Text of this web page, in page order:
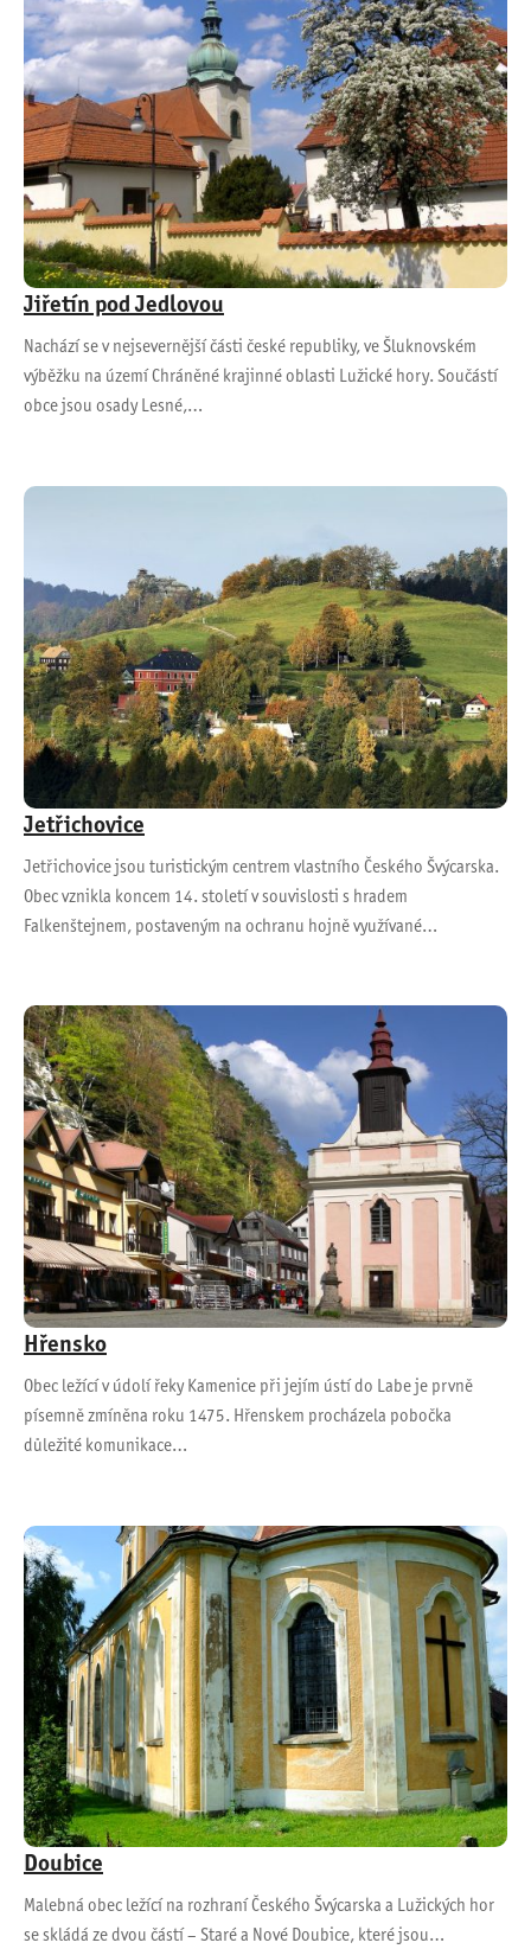
Jiřetín pod Jedlovou
Nachází se v nejsevernější části české republiky, ve Šluknovském
výběžku na území Chráněné krajinné oblasti Lužické hory. Součástí
obce jsou osady Lesné,…
Jetřichovice
Jetřichovice jsou turistickým centrem vlastního Českého Švýcarska.
Obec vznikla koncem 14. století v souvislosti s hradem
Falkenštejnem, postaveným na ochranu hojně využívané…
Hřensko
Obec ležící v údolí řeky Kamenice při jejím ústí do Labe je prvně
písemně zmíněna roku 1475. Hřenskem procházela pobočka
důležité komunikace…
Doubice
Malebná obec ležící na rozhraní Českého Švýcarska a Lužických hor
se skládá ze dvou částí – Staré a Nové Doubice, které jsou…